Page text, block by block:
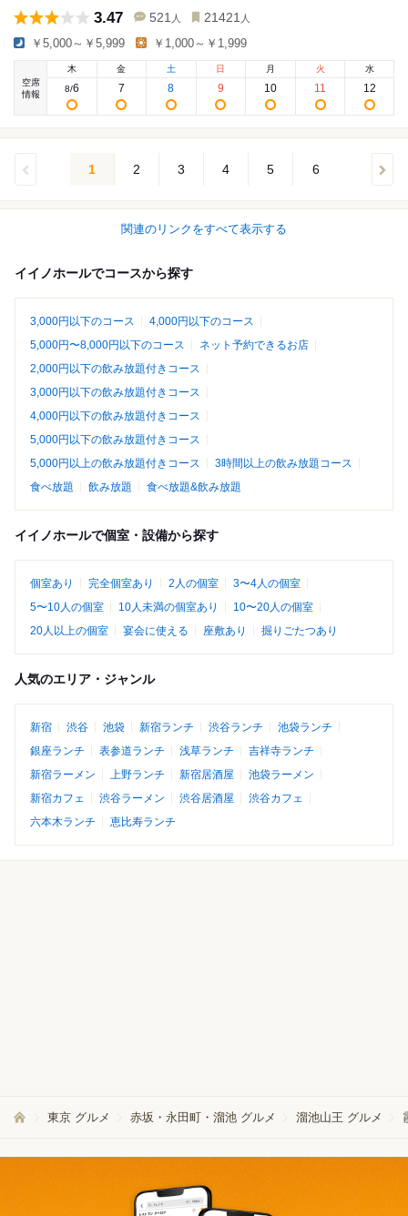
3.47 521 人 21421 人
￥5,000～￥5,999 ￥1,000～￥1,999
空席
情報
木
8/6
金
7
土
8
日
9
月
10
火
11
水
12
1 2 3 4 5 6
関連のリンクをすべて表示する
イイノホールでコースから探す
3,000円以下のコース
4,000円以下のコース
5,000円〜8,000円以下のコース
ネット予約できるお店
2,000円以下の飲み放題付きコース
3,000円以下の飲み放題付きコース
4,000円以下の飲み放題付きコース
5,000円以下の飲み放題付きコース
5,000円以上の飲み放題付きコース
3時間以上の飲み放題コース
食べ放題
飲み放題 食べ放題&飲み放題
イイノホールで個室・設備から探す
個室あり 完全個室あり 2人の個室
3〜4人の個室
5〜10人の個室
10人未満の個室あり
10〜20人の個室
20人以上の個室
宴会に使える 座敷あり 掘りごたつあり
人気のエリア・ジャンル
新宿 渋谷 池袋 新宿ランチ 渋谷ランチ
池袋ランチ
銀座ランチ
表参道ランチ 浅草ランチ
吉祥寺ランチ
新宿ラーメン
上野ランチ 新宿居酒屋
池袋ラーメン
新宿カフェ
渋谷ラーメン 渋谷居酒屋
渋谷カフェ
六本木ランチ
恵比寿ランチ
東京 グルメ 赤坂・永田町・溜池 グルメ 溜池山王 グルメ